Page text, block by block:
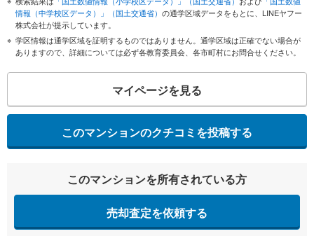
情報（中学校区データ）」（国土交通省） の通学区域データをもとに、LINEヤフー
株式会社が提示しています。
学区情報は通学区域を証明するものではありません。通学区域は正確でない場合が
ありますので、詳細については必ず各教育委員会、各市町村にお問合せください。
マイページを見る
このマンションのクチコミを投稿する
このマンションを所有されている方
売却査定を依頼する